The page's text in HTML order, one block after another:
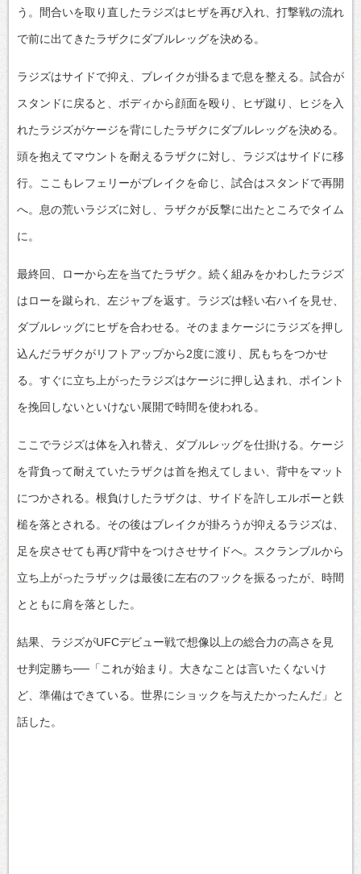
う。間合いを取り直したラジズはヒザを再び入れ、打撃戦の流れ
で前に出てきたラザクにダブルレッグを決める。
ラジズはサイドで抑え、ブレイクが掛るまで息を整える。試合が
スタンドに戻ると、ボディから顔面を殴り、ヒザ蹴り、ヒジを入
れたラジズがケージを背にしたラザクにダブルレッグを決める。
頭を抱えてマウントを耐えるラザクに対し、ラジズはサイドに移
行。ここもレフェリーがブレイクを命じ、試合はスタンドで再開
へ。息の荒いラジズに対し、ラザクが反撃に出たところでタイム
に。
最終回、ローから左を当てたラザク。続く組みをかわしたラジズ
はローを蹴られ、左ジャブを返す。ラジズは軽い右ハイを見せ、
ダブルレッグにヒザを合わせる。そのままケージにラジズを押し
込んだラザクがリフトアップから2度に渡り、尻もちをつかせ
る。すぐに立ち上がったラジズはケージに押し込まれ、ポイント
を挽回しないといけない展開で時間を使われる。
ここでラジズは体を入れ替え、ダブルレッグを仕掛ける。ケージ
を背負って耐えていたラザクは首を抱えてしまい、背中をマット
につかされる。根負けしたラザクは、サイドを許しエルボーと鉄
槌を落とされる。その後はブレイクが掛ろうが抑えるラジズは、
足を戻させても再び背中をつけさせサイドへ。スクランブルから
立ち上がったラザックは最後に左右のフックを振るったが、時間
とともに肩を落とした。
結果、ラジズがUFCデビュー戦で想像以上の総合力の高さを見
せ判定勝ち──「これが始まり。大きなことは言いたくないけ
ど、準備はできている。世界にショックを与えたかったんだ」と
話した。